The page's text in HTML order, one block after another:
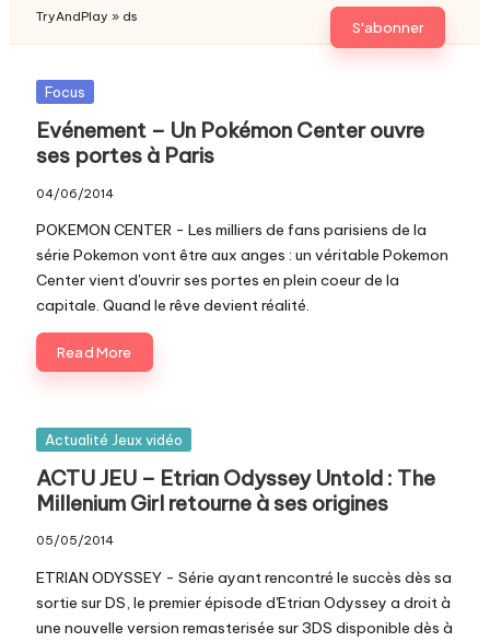
n
P
la
y.
c
o
m
S'abonner
TryAndPlay » ds
Posted
Focus
Evénement – Un Pokémon Center ouvre
ses portes à Paris
04/06/2014
POKEMON CENTER - Les milliers de fans parisiens de la
série Pokemon vont être aux anges : un véritable Pokemon
Center vient d'ouvrir ses portes en plein coeur de la
capitale. Quand le rêve devient réalité.
Read More
Posted
Actualité Jeux vidéo
ACTU JEU – Etrian Odyssey Untold : The
Millenium Girl retourne à ses origines
05/05/2014
ETRIAN ODYSSEY - Série ayant rencontré le succès dès sa
sortie sur DS, le premier épisode d'Etrian Odyssey a droit à
une nouvelle version remasterisée sur 3DS disponible dès à